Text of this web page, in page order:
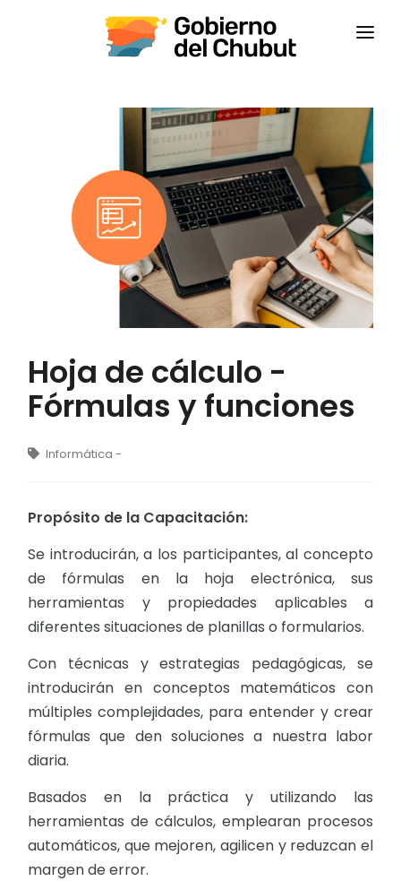
INSTITUCIONAL
CONTACTANOS
CAMPUS VIRTUAL
Hoja de cálculo -
Fórmulas y funciones
Informática -
Propósito de la Capacitación:
Se introducirán, a los participantes, al concepto
de fórmulas en la hoja electrónica, sus
herramientas y propiedades aplicables a
diferentes situaciones de planillas o formularios.
Con técnicas y estrategias pedagógicas, se
introducirán en conceptos matemáticos con
múltiples complejidades, para entender y crear
fórmulas que den soluciones a nuestra labor
diaria.
Basados en la práctica y utilizando las
herramientas de cálculos, emplearan procesos
automáticos, que mejoren, agilicen y reduzcan el
margen de error.